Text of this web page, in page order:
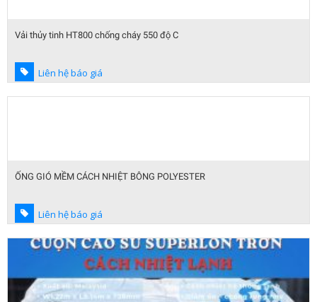
Vải thủy tinh HT800 chống cháy 550 độ C
Liên hệ báo giá
ỐNG GIÓ MỀM CÁCH NHIỆT BÔNG POLYESTER
Liên hệ báo giá